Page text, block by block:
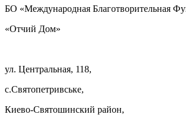
БО «Международная Благотворительная
«Отчий Дом»
ул. Центральная, 118,
с.Святопетривське,
Киево-Святошинский район,